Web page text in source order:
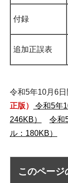
付録
追加正誤表
令和5年10月6
正版）
令和5年
246KB）
令和
ル：180KB）
このページ